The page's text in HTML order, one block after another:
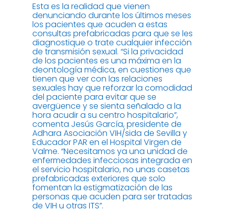
Esta es la realidad que vienen
denunciando durante los últimos meses
los pacientes que acuden a estas
consultas prefabricadas para que se les
diagnostique o trate cualquier infección
de transmisión sexual. “Si la privacidad
de los pacientes es una máxima en la
deontología médica, en cuestiones que
tienen que ver con las relaciones
sexuales hay que reforzar la comodidad
del paciente para evitar que se
avergüence y se sienta señalado a la
hora acudir a su centro hospitalario”,
comenta Jesús García, presidente de
Adhara Asociación VIH/sida de Sevilla y
Educador PAR en el Hospital Virgen de
Valme. “Necesitamos ya una unidad de
enfermedades infecciosas integrada en
el servicio hospitalario, no unas casetas
prefabricadas exteriores que solo
fomentan la estigmatización de las
personas que acuden para ser tratadas
de VIH u otras ITS”.